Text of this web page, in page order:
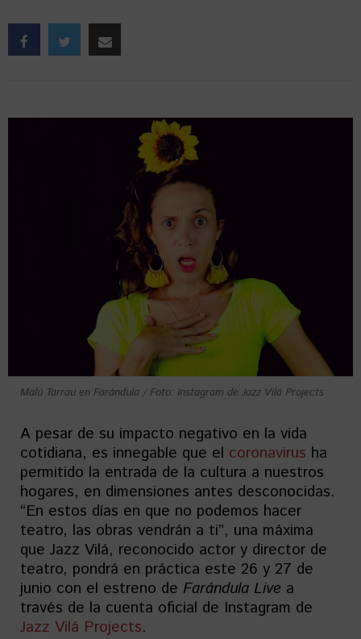
Malú Tarrau en Farándula / Foto: Instagram de Jazz Vilá Projects
A pesar de su impacto negativo en la vida
cotidiana, es innegable que el coronavirus ha
permitido la entrada de la cultura a nuestros
hogares, en dimensiones antes desconocidas.
“En estos días en que no podemos hacer
teatro, las obras vendrán a ti”, una máxima
que Jazz Vilá, reconocido actor y director de
teatro, pondrá en práctica este 26 y 27 de
junio con el estreno de Farándula Live a
través de la cuenta oficial de Instagram de
Jazz Vilá Projects.